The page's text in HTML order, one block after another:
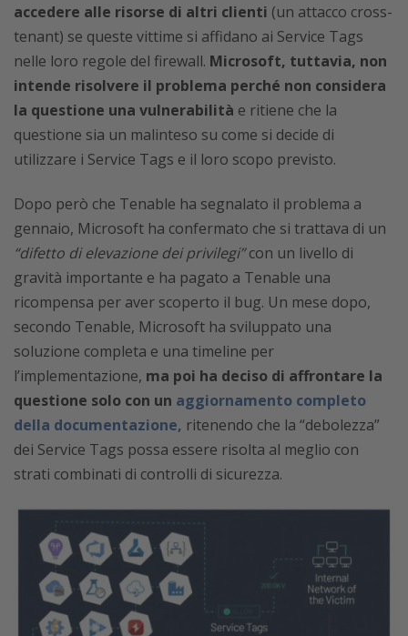
accedere alle risorse di altri clienti (un attacco cross-
tenant) se queste vittime si affidano ai Service Tags
nelle loro regole del firewall. Microsoft, tuttavia, non
intende risolvere il problema perché non considera
la questione una vulnerabilità e ritiene che la
questione sia un malinteso su come si decide di
utilizzare i Service Tags e il loro scopo previsto.
Dopo però che Tenable ha segnalato il problema a
gennaio, Microsoft ha confermato che si trattava di un
“difetto di elevazione dei privilegi”con un livello di
gravità importante e ha pagato a Tenable una
ricompensa per aver scoperto il bug. Un mese dopo,
secondo Tenable, Microsoft ha sviluppato una
soluzione completa e una timeline per
l’implementazione, ma poi ha deciso di affrontare la
questione solo con un aggiornamento completo
della documentazione, ritenendo che la “debolezza”
dei Service Tags possa essere risolta al meglio con
strati combinati di controlli di sicurezza.